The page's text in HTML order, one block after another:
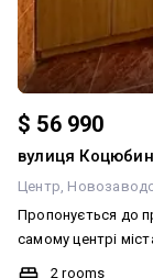
$ 56 990
вулиця
Центр
Пропонується до
самому центрі
розташована на 1
2 rooms